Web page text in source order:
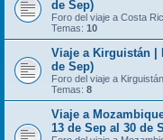
de Sep)
Foro del viaje a Costa
Temas: 10
Viaje a Kirguistán |
de Sep)
Foro del viaje a
Temas: 8
Viaje a
13 de Sep al 30 de